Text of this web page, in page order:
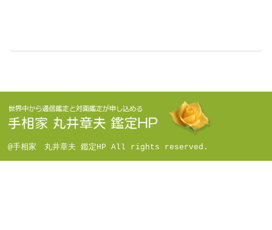
@手相家 丸井章夫 鑑定HP All rights reserved.